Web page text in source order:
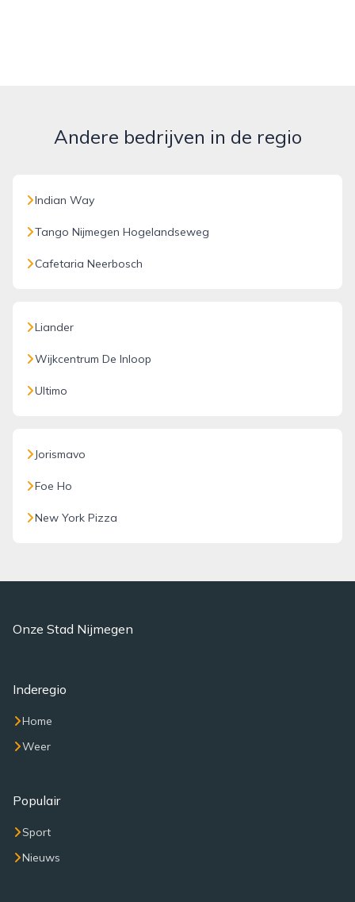
Andere bedrijven in de regio
Indian Way
Tango Nijmegen Hogelandseweg
Cafetaria Neerbosch
Liander
Wijkcentrum De Inloop
Ultimo
Jorismavo
Foe Ho
New York Pizza
Onze Stad Nijmegen
Inderegio
Home
Weer
Populair
Sport
Nieuws